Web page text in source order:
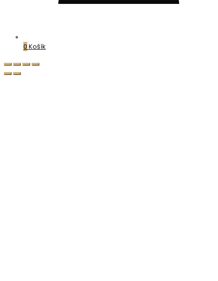
0 Košík